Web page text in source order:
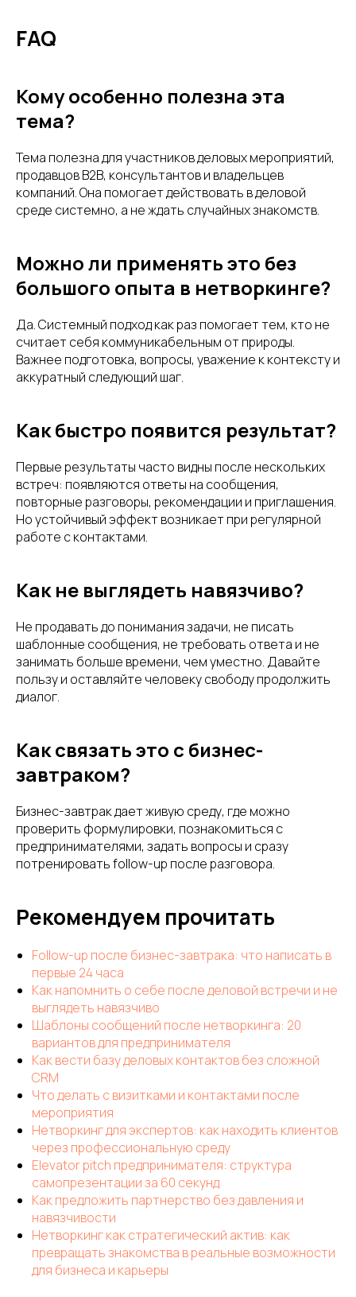
FAQ
Кому особенно полезна эта
тема?
Тема полезна для участников деловых мероприятий,
продавцов B2B, консультантов и владельцев
компаний. Она помогает действовать в деловой
среде системно, а не ждать случайных знакомств.
Можно ли применять это без
большого опыта в нетворкинге?
Да. Системный подход как раз помогает тем, кто не
считает себя коммуникабельным от природы.
Важнее подготовка, вопросы, уважение к контексту и
аккуратный следующий шаг.
Как быстро появится результат?
Первые результаты часто видны после нескольких
встреч: появляются ответы на сообщения,
повторные разговоры, рекомендации и приглашения.
Но устойчивый эффект возникает при регулярной
работе с контактами.
Как не выглядеть навязчиво?
Не продавать до понимания задачи, не писать
шаблонные сообщения, не требовать ответа и не
занимать больше времени, чем уместно. Давайте
пользу и оставляйте человеку свободу продолжить
диалог.
Как связать это с бизнес-
завтраком?
Бизнес-завтрак дает живую среду, где можно
проверить формулировки, познакомиться с
предпринимателями, задать вопросы и сразу
потренировать follow-up после разговора.
Рекомендуем прочитать
Follow-up после бизнес-завтрака: что написать в
первые 24 часа
Как напомнить о себе после деловой встречи и не
выглядеть навязчиво
Шаблоны сообщений после нетворкинга: 20
вариантов для предпринимателя
Как вести базу деловых контактов без сложной
CRM
Что делать с визитками и контактами после
мероприятия
Нетворкинг для экспертов: как находить клиентов
через профессиональную среду
Elevator pitch предпринимателя: структура
самопрезентации за 60 секунд
Как предложить партнерство без давления и
навязчивости
Нетворкинг как стратегический актив: как
превращать знакомства в реальные возможности
для бизнеса и карьеры